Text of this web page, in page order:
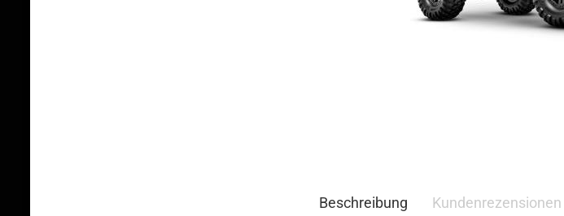
Beschreibung Kundenrezensionen